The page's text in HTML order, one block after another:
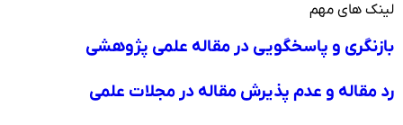
لینک های مهم
بازنگری و پاسخگویی در مقاله علمی پژوهشی
رد مقاله و عدم پذیرش مقاله در مجلات علمی